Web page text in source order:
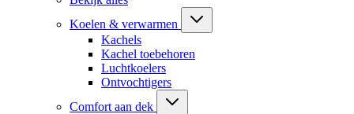
Koelen & verwarmen
Kachels
Kachel toebehoren
Luchtkoelers
Ontvochtigers
Comfort aan dek